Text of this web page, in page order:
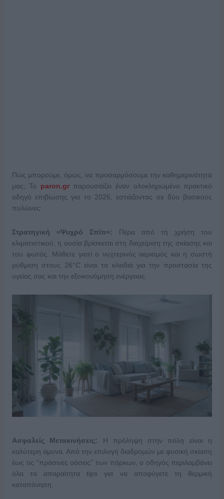
Πώς μπορούμε, όμως, να προσαρμόσουμε την καθημερινότητά
μας; Το paron.grπαρουσιάζει έναν ολοκληρωμένο πρακτικό
οδηγό επιβίωσης για το 2026, εστιάζοντας σε δύο βασικούς
πυλώνες:
Στρατηγική «Ψυχρό Σπίτι»:
Πέρα από τη χρήση του
κλιματιστικού, η ουσία βρίσκεται στη διαχείριση της σκίασης και
του φωτός. Μάθετε γιατί ο νυχτερινός αερισμός και η σωστή
ρύθμιση στους 26°C είναι τα κλειδιά για την προστασία της
υγείας σας και την εξοικονόμηση ενέργειας.
Ασφαλείς Μετακινήσεις:
Η πρόληψη στην πόλη είναι η
καλύτερη άμυνα. Από την επιλογή διαδρομών με φυσική σκίαση
έως τις “πράσινες οάσεις” των πάρκων, ο οδηγός περιλαμβάνει
όλα τα απαραίτητα tips για να αποφύγετε τη θερμική
καταπόνηση.